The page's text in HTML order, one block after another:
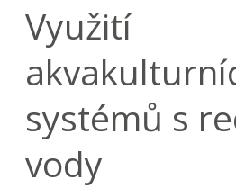
Využití
systémů s
vody